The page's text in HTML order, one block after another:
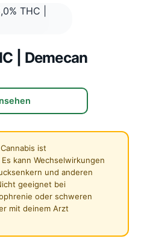
| Demecan
ist
kann Wechselwirkungen
und anderen
geeignet bei
oder schweren
mit deinem Arzt